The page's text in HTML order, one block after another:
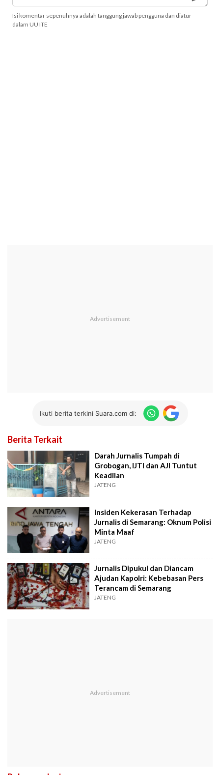
Isi komentar sepenuhnya adalah tanggung jawab pengguna dan diatur
dalam UU ITE
Ikuti berita terkini Suara.com di:
Berita Terkait
Darah Jurnalis Tumpah di
Grobogan, IJTI dan AJI Tuntut
Keadilan
JATENG
Insiden Kekerasan Terhadap
Jurnalis di Semarang: Oknum Polisi
Minta Maaf
JATENG
Jurnalis Dipukul dan Diancam
Ajudan Kapolri: Kebebasan Pers
Terancam di Semarang
JATENG